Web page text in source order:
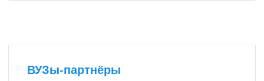
ВУЗы-партнёры